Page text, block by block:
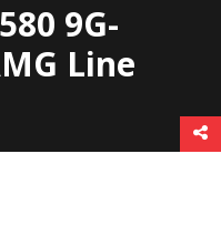
9G-
Line